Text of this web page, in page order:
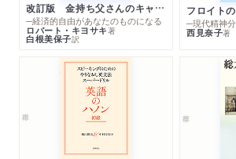
改訂版 金持ち父さんのキャッシュフロー・クワドラント
─経済的自由があなたのものになる
ロバート・キヨサキ著
白根美保子訳
フロイト
─現代精神
西見奈子著